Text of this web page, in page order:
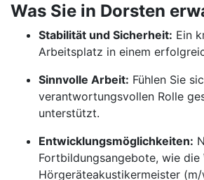
Was Sie in Dorsten
Stabilität und Sicherheit: Ein
Arbeitsplatz in einem
Sinnvolle Arbeit: Fühlen Sie
verantwortungsvollen Rolle
unterstützt.
Entwicklungsmöglichkeiten:
Fortbildungsangebote, wie die
Hörgeräteakustikermeister